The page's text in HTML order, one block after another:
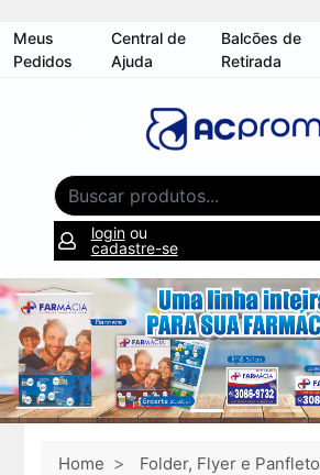
Meus
Pedidos
Central de
Ajuda
Balcões de
Retirada
loginou
cadastre-se
Home
Folder, Flyer e Panfleto